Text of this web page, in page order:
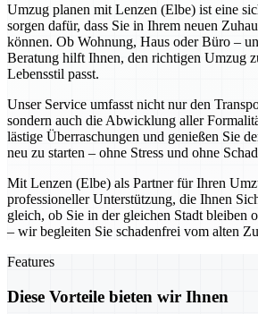
Umzug planen mit Lenzen (Elbe) ist eine
sorgen dafür, dass Sie in Ihrem neuen
können. Ob Wohnung, Haus oder Büro –
Beratung hilft Ihnen, den richtigen Umzug
Lebensstil passt.
Unser Service umfasst nicht nur den
sondern auch die Abwicklung aller
lästige Überraschungen und genießen Sie
neu zu starten – ohne Stress und ohne
Mit Lenzen (Elbe) als Partner für Ihren
professioneller Unterstützung, die Ihnen
gleich, ob Sie in der gleichen Stadt bleiben
– wir begleiten Sie schadenfrei vom alten
Features
Diese Vorteile bieten wir Ihnen